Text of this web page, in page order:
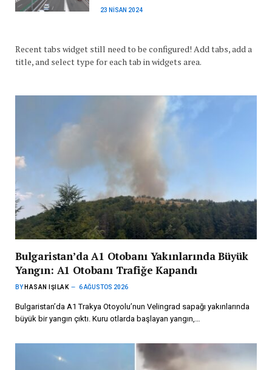
23 NISAN 2024
Recent tabs widget still need to be configured! Add tabs, add a
title, and select type for each tab in widgets area.
Bulgaristan’da A1 Otobanı Yakınlarında Büyük
Yangın: A1 Otobanı Trafiğe Kapandı
BY HASAN IŞILAK 6 AĞUSTOS 2026
Bulgaristan’da A1 Trakya Otoyolu’nun Velingrad sapağı yakınlarında
büyük bir yangın çıktı. Kuru otlarda başlayan yangın,…